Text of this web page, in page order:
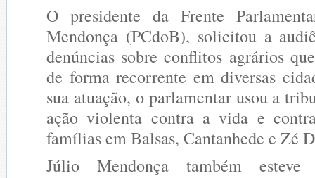
O presidente da Frente
Mendonça (PCdoB), solicitou a
denúncias sobre conflitos agrários
de forma recorrente em diversas
sua atuação, o parlamentar usou a
ação violenta contra a vida e
famílias em Balsas, Cantanhede e Zé
Júlio Mendonça também esteve